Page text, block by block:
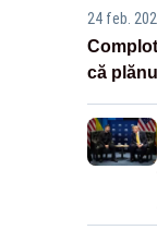
24 feb.
că